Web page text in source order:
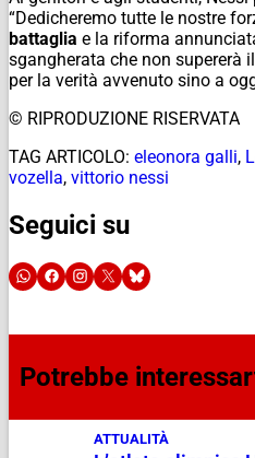
“Dedicheremo tutte le nostre
battaglia e la riforma
sgangherata che non supererà
per la verità avvenuto sino a
© RIPRODUZIONE RISERVATA
TAG ARTICOLO: eleonora galli,
vozella, vittorio nessi
Seguici su
Potrebbe
ATTUALITÀ